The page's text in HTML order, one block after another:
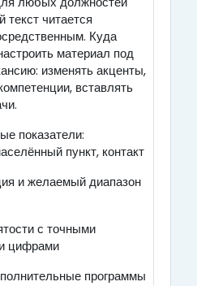
текст читается
Куда
материал под
изменять акценты,
вставлять
показатели:
пункт, контакт
и желаемый диапазон
с точными
цифрами
программы